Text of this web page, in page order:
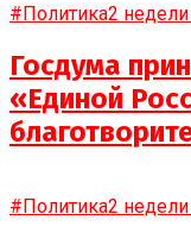
#Политика2
Госдума
«Единой
#Политика2 недели